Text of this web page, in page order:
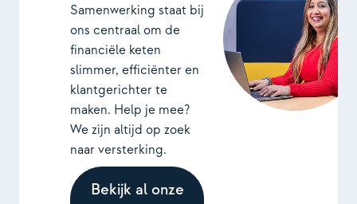
Samenwerking staat bij
ons centraal om de
financiële keten
slimmer, efficiënter en
klantgerichter te
maken. Help je mee?
We zijn altijd op zoek
naar versterking.
Bekijk al onze